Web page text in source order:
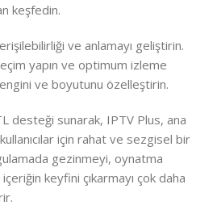
keşfedin.
ve anlamayı geliştirin.
yapın ve optimum izleme
ve boyutunu özelleştirin.
desteği sunarak, IPTV Plus, ana
için rahat ve sezgisel bir
gezinmeyi, oynatma
keyfini çıkarmayı çok daha